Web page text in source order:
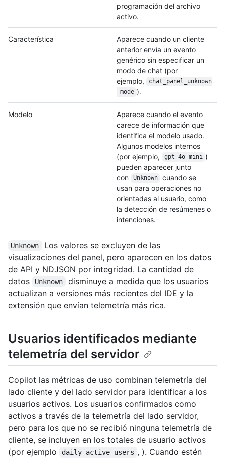
programación del archivo
activo.
Característica
Aparece cuando un cliente
anterior envía un evento
genérico sin especificar un
modo de chat (por
ejemplo,
chat_panel_unknown
mode ).
Modelo
Aparece cuando el evento
carece de información que
identifica el modelo usado.
Algunos modelos internos
(por ejemplo,
gpt-4o-mini )
pueden aparecer junto
con
Unknown
cuando se
usan para operaciones no
orientadas al usuario, como
la detección de resúmenes o
intenciones.
Unknown
Los valores se excluyen de las
visualizaciones del panel, pero aparecen en los datos
de API y NDJSON por integridad. La cantidad de
datos
Unknown
disminuye a medida que los usuarios
actualizan a versiones más recientes del IDE y la
extensión que envían telemetría más rica.
Usuarios identificados mediante
telemetría del servidor
Copilot las métricas de uso combinan telemetría del
lado cliente y del lado servidor para identificar a los
usuarios activos. Los usuarios confirmados como
activos a través de la telemetría del lado servidor,
pero para los que no se recibió ninguna telemetría de
cliente, se incluyen en los totales de usuario activos
(por ejemplo
daily_active_users , ). Cuando estén